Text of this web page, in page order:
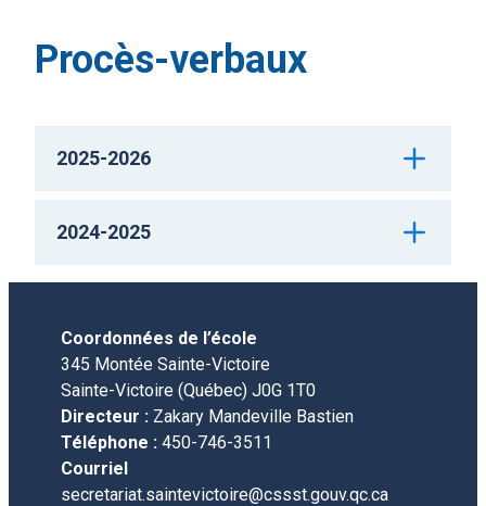
Procès-verbaux
2025-2026
PV 1er octobre 2025
PV 8 avril 2026
PV 18 juin 2026
2024-2025
PV 27 novembre 2024
PV 29 janvier 2025
Coordonnées de l’école
345 Montée Sainte-Victoire
Sainte-Victoire (Québec) J0G 1T0
Directeur : Zakary Mandeville Bastien
Téléphone : 450-746-3511
Courriel
secretariat.saintevictoire@cssst.gouv.qc.ca